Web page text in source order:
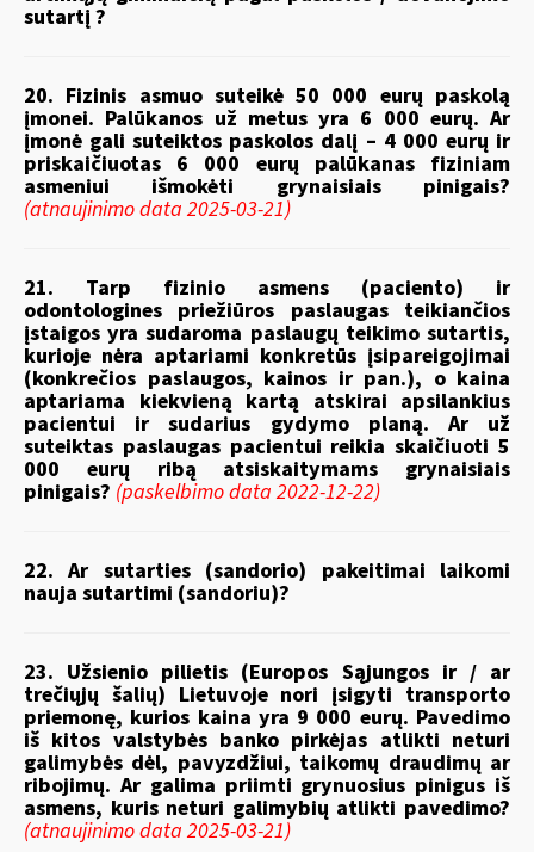
sutartį ?
20. Fizinis asmuo suteikė 50 000 eurų paskolą
įmonei. Palūkanos už metus yra 6 000 eurų. Ar
įmonė gali suteiktos paskolos dalį – 4 000 eurų ir
priskaičiuotas 6 000 eurų palūkanas fiziniam
asmeniui išmokėti grynaisiais pinigais?
(atnaujinimo data 2025-03-21)
21. Tarp fizinio asmens (paciento) ir
odontologines priežiūros paslaugas teikiančios
įstaigos yra sudaroma paslaugų teikimo sutartis,
kurioje nėra aptariami konkretūs įsipareigojimai
(konkrečios paslaugos, kainos ir pan.), o kaina
aptariama kiekvieną kartą atskirai apsilankius
pacientui ir sudarius gydymo planą. Ar už
suteiktas paslaugas pacientui reikia skaičiuoti 5
000 eurų ribą atsiskaitymams grynaisiais
pinigais? (paskelbimo data 2022-12-22)
22. Ar sutarties (sandorio) pakeitimai laikomi
nauja sutartimi (sandoriu)?
23. Užsienio pilietis (Europos Sąjungos ir / ar
trečiųjų šalių) Lietuvoje nori įsigyti transporto
priemonę, kurios kaina yra 9 000 eurų. Pavedimo
iš kitos valstybės banko pirkėjas atlikti neturi
galimybės dėl, pavyzdžiui, taikomų draudimų ar
ribojimų. Ar galima priimti grynuosius pinigus iš
asmens, kuris neturi galimybių atlikti pavedimo?
(atnaujinimo data 2025-03-21)